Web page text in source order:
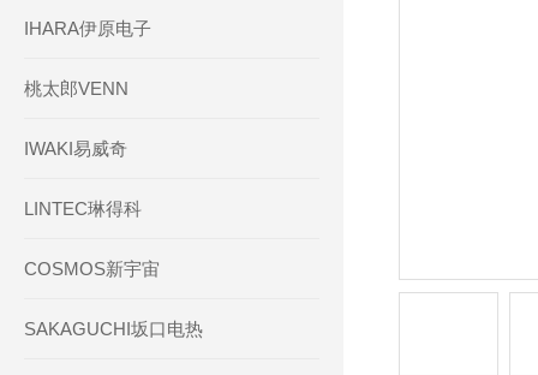
IHARA伊原电子
桃太郎VENN
IWAKI易威奇
LINTEC琳得科
COSMOS新宇宙
SAKAGUCHI坂口电热